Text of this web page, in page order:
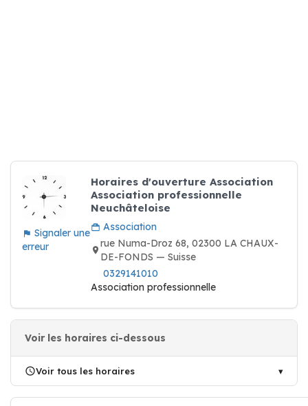
Signaler une
erreur
Horaires d'ouverture Association
Association professionnelle
Neuchâteloise
Association
rue Numa-Droz 68, 02300 LA CHAUX-
DE-FONDS — Suisse
0329141010
Association professionnelle
Voir les horaires ci-dessous
Voir tous les horaires